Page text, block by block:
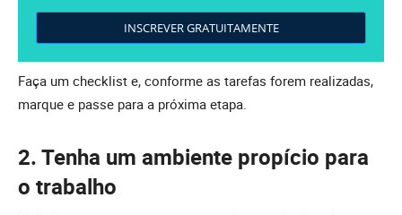
INSCREVER GRATUITAMENTE
Faça um checklist e, conforme as tarefas forem realizadas,
marque e passe para a próxima etapa.
2. Tenha um ambiente propício para
o trabalho